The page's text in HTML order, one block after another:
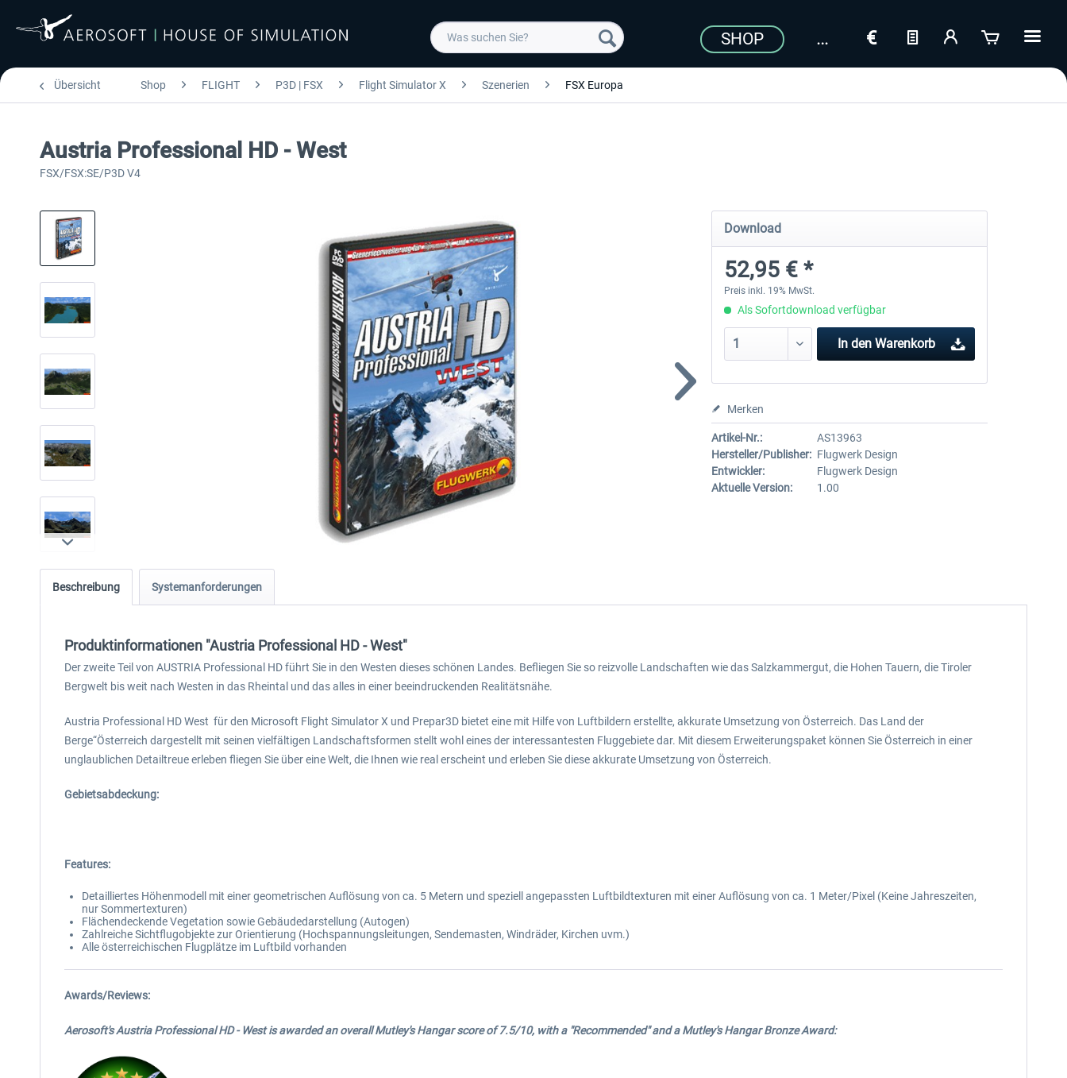
SHOP
Übersicht Shop FLIGHT P3D | FSX Flight Simulator X Szenerien FSX Europa
Austria Professional HD - West
FSX/FSX:SE/P3D V4
Download
52,95 € *
Preis inkl. 19% MwSt.
Als Sofortdownload verfügbar
In den Warenkorb
Merken
Artikel-Nr.:
AS13963
Hersteller/Publisher: Flugwerk Design
Entwickler:
Flugwerk Design
Aktuelle Version:
1.00
Beschreibung Systemanforderungen
Produktinformationen "Austria Professional HD - West"
Der zweite Teil von AUSTRIA Professional HD führt Sie in den Westen dieses schönen Landes. Befliegen Sie so reizvolle Landschaften wie das Salzkammergut, die Hohen Tauern, die Tiroler
Bergwelt bis weit nach Westen in das Rheintal und das alles in einer beeindruckenden Realitätsnähe.
Austria Professional HD West für den Microsoft Flight Simulator X und Prepar3D bietet eine mit Hilfe von Luftbildern erstellte, akkurate Umsetzung von Österreich. Das Land der
Berge“Österreich dargestellt mit seinen vielfältigen Landschaftsformen stellt wohl eines der interessantesten Fluggebiete dar. Mit diesem Erweiterungspaket können Sie Österreich in einer
unglaublichen Detailtreue erleben fliegen Sie über eine Welt, die Ihnen wie real erscheint und erleben Sie diese akkurate Umsetzung von Österreich.
Gebietsabdeckung:
Features:
Detailliertes Höhenmodell mit einer geometrischen Auflösung von ca. 5 Metern und speziell angepassten Luftbildtexturen mit einer Auflösung von ca. 1 Meter/Pixel (Keine Jahreszeiten,
nur Sommertexturen)
Flächendeckende Vegetation sowie Gebäudedarstellung (Autogen)
Zahlreiche Sichtflugobjekte zur Orientierung (Hochspannungsleitungen, Sendemasten, Windräder, Kirchen uvm.)
Alle österreichischen Flugplätze im Luftbild vorhanden
Awards/Reviews:
Aerosoft's Austria Professional HD - West is awarded an overall Mutley's Hangar score of 7.5/10, with a "Recommended" and a Mutley's Hangar Bronze Award: